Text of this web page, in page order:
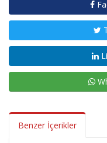
Benzer İçerikler